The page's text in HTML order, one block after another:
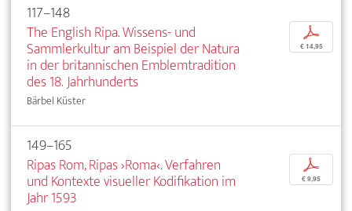
117–148
The English Ripa. Wissens- und
Sammlerkultur am Beispiel der Natura
in der britannischen Emblemtradition
des 18. Jahrhunderts
Bärbel Küster
p
€ 14,95
149–165
Ripas Rom, Ripas ›Roma‹. Verfahren
und Kontexte visueller Kodifikation im
Jahr 1593
p
€ 9,95